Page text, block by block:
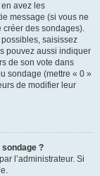
avez les
message (si vous ne
créer des sondages).
saisissez
pouvez aussi indiquer
de son vote dans
sondage (mettre « 0 »
de modifier leur
sondage ?
l’administrateur. Si